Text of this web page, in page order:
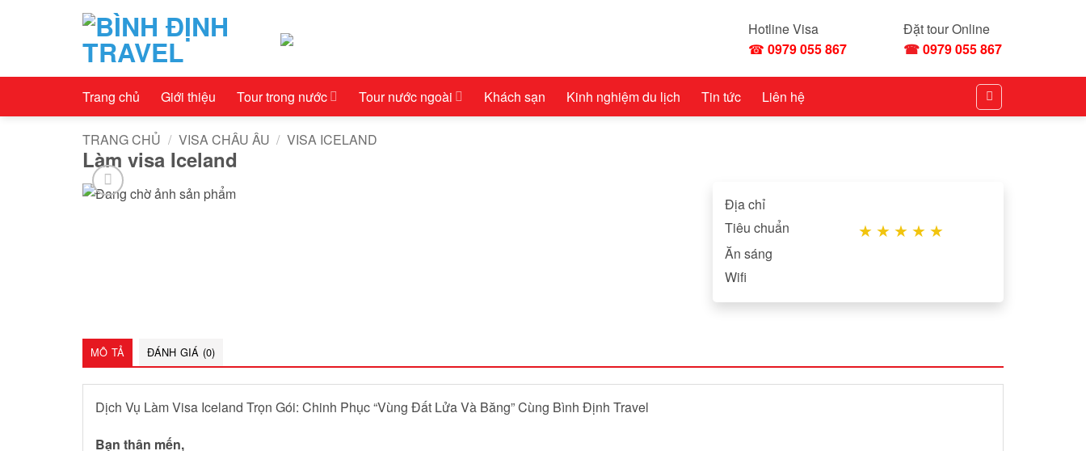
Hotline Visa
☎ 0979 055 867
Đặt tour Online
☎0979 055 867
Trang chủ Giới thiệu Tour trong nước Tour nước ngoài Khách sạn Kinh nghiệm du lịch Tin tức Liên hệ
TRANG CHỦ / VISA CHÂU ÂU / VISA ICELAND
Làm visa Iceland
Địa chỉ
Tiêu chuẩn
★ ★ ★ ★ ★
Ăn sáng
Wifi
MÔ TẢ ĐÁNH GIÁ (0)
Dịch Vụ Làm Visa Iceland Trọn Gói: Chinh Phục “Vùng Đất Lửa Và Băng” Cùng Bình Định Travel
Bạn thân mến,